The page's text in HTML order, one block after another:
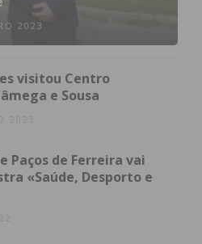
2023
visitou Centro
e Sousa
2023
Paços de Ferreira vai
«Saúde, Desporto e